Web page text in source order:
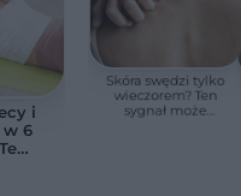
i
6
Skóra swędzi tylko
wieczorem? Ten
sygnał może